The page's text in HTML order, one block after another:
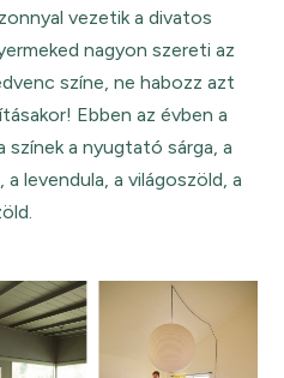
vezetik a divatos
nagyon szereti az
színe, ne habozz azt
Ebben az évben a
színek a nyugtató sárga, a
levendula, a világoszöld, a